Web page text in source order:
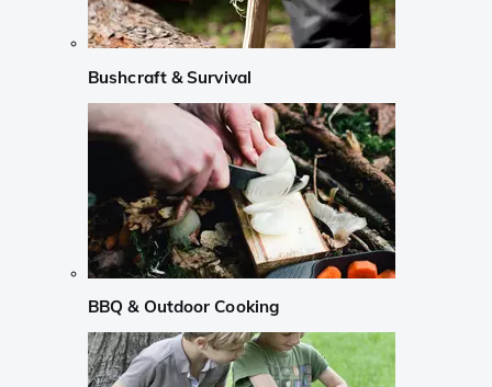
Bushcraft & Survival
BBQ & Outdoor Cooking